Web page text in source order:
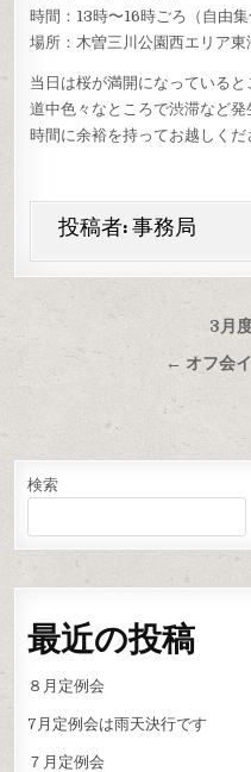
時間：13時〜16時ごろ（自由集
場所：木曽三川公園西エリア
当日は桜が満開になっていると
道中色々なところで渋滞など発
時間に余裕を持ってお越しくだ
投稿者:事務局
投
ビ
ゲ
ー
シ
ョ
ン
3月
← オフ会
検索
最近の投稿
８月定例会
7月定例会は雨天決行です
７月定例会